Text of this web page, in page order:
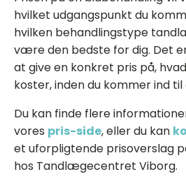
hvilket udgangspunkt du
hvilken behandlingstype
være den bedste for dig. Det
at give en konkret pris på,
koster, inden du kommer ind
Du kan finde flere
vores pris-side, eller du kan
et uforpligtende prisoverslag
hos Tandlægecentret Viborg.